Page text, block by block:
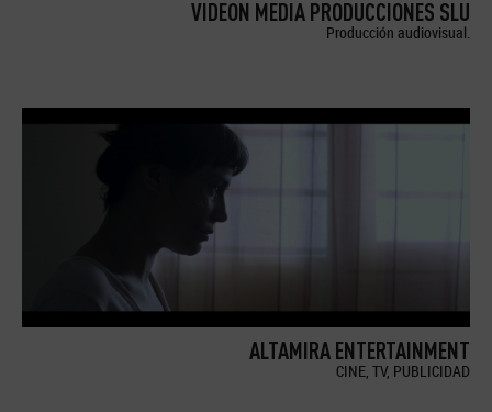
VIDEON MEDIA PRODUCCIONES SLU
Producción audiovisual.
ALTAMIRA ENTERTAINMENT
CINE, TV, PUBLICIDAD